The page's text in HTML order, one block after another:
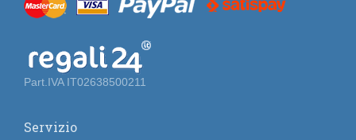
Part.IVA IT02638500211
Servizio